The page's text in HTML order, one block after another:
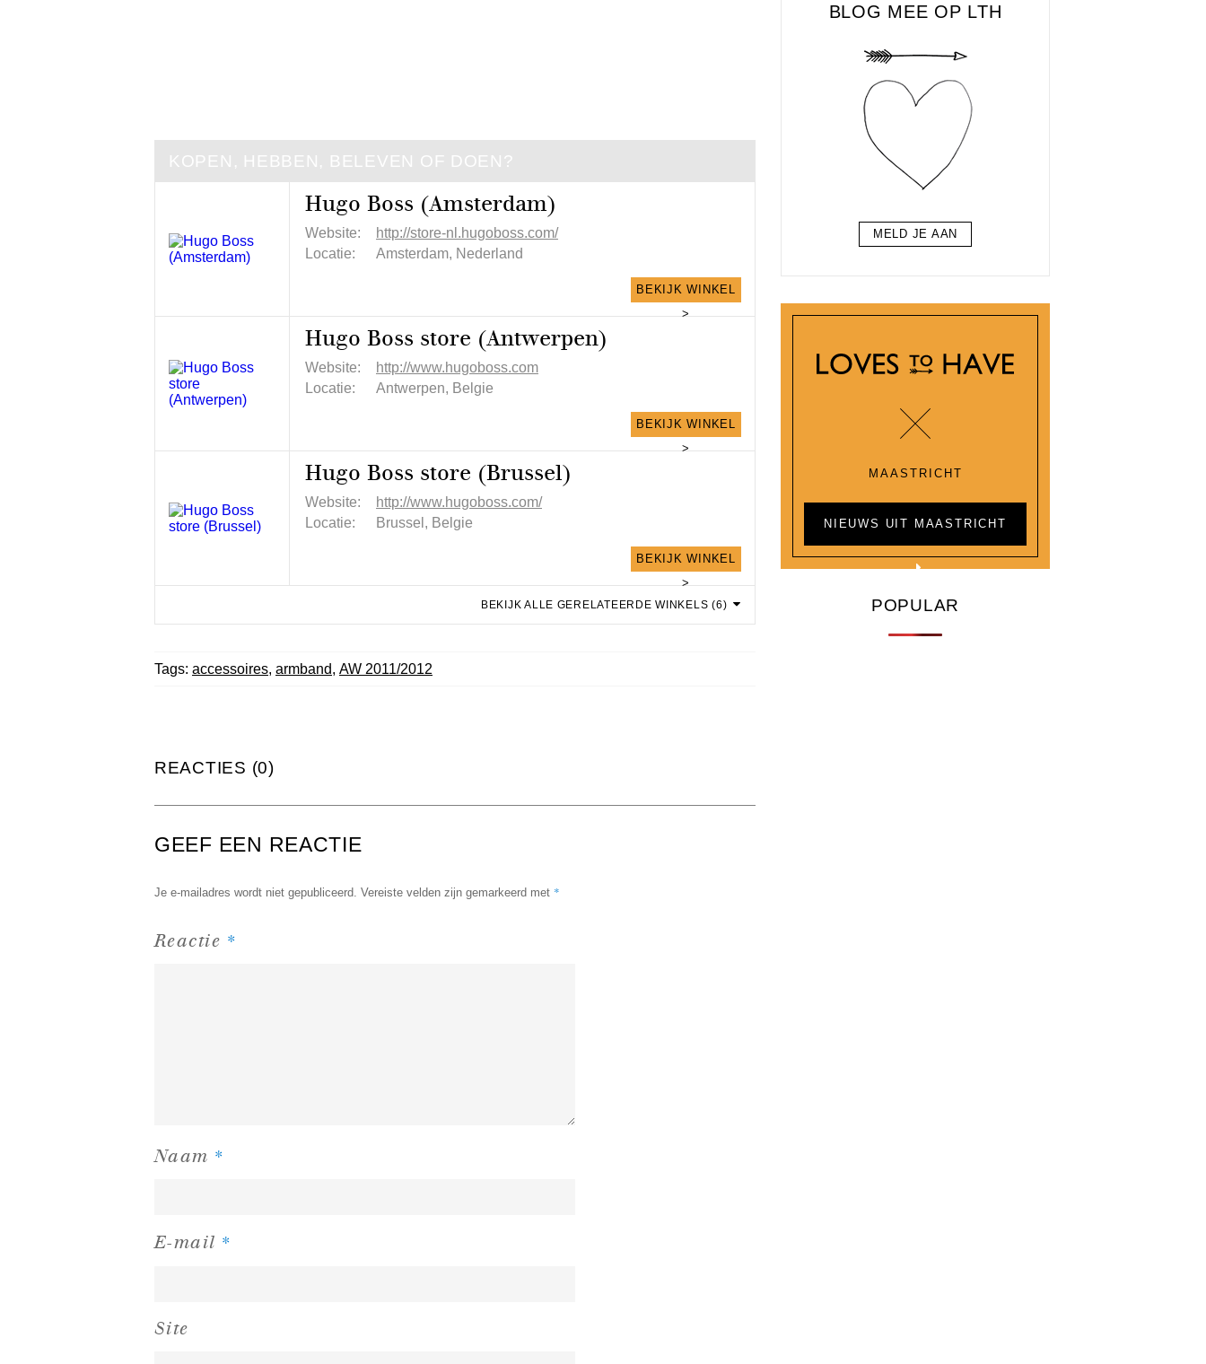
KOPEN, HEBBEN, BELEVEN OF DOEN?
Hugo Boss (Amsterdam)
Website:
http://store-nl.hugoboss.com/
Locatie:
Amsterdam, Nederland
BEKIJK WINKEL
>
Hugo Boss store (Antwerpen)
Website:
http://www.hugoboss.com
Locatie:
Antwerpen, Belgie
BEKIJK WINKEL
>
Hugo Boss store (Brussel)
Website:
http://www.hugoboss.com/
Locatie:
Brussel, Belgie
BEKIJK WINKEL
>
BEKIJK ALLE GERELATEERDE WINKELS (6)
Tags: accessoires, armband, AW 2011/2012
REACTIES (0)
GEEF EEN REACTIE
Je e-mailadres wordt niet gepubliceerd. Vereiste velden zijn gemarkeerd met *
Reactie *
Naam *
E-mail *
Site
BLOG MEE OP LTH
MELD JE AAN
MAASTRICHT
NIEUWS UIT MAASTRICHT
POPULAR